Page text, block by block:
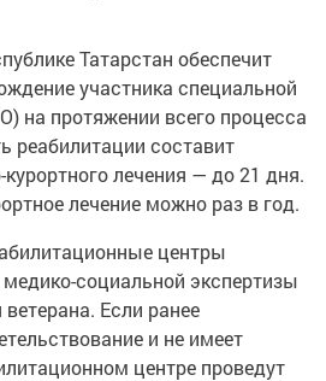
Татарстан обеспечит
участника специальной
на протяжении всего процесса
реабилитации составит
лечения — до 21 дня.
лечение можно раз в год.
центры
социальной экспертизы
Если ранее
и не имеет
центре проведут